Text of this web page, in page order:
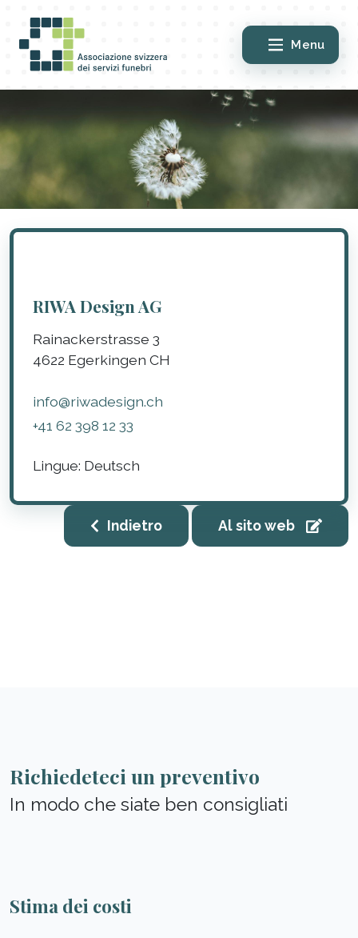
Menu
RIWA Design AG
Rainackerstrasse 3
4622 Egerkingen CH
info@riwadesign.ch
+41 62 398 12 33
Lingue: Deutsch
Indietro Al sito web
Richiedeteci un preventivo
In modo che siate ben consigliati
Stima dei costi